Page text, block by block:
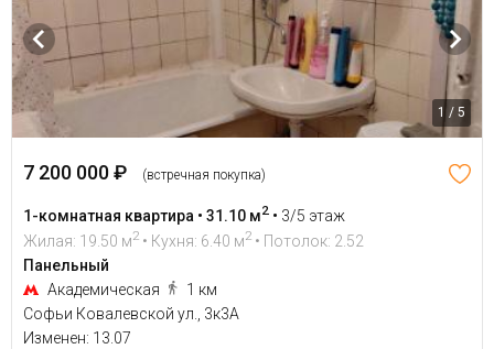
1 / 5
7 200 000 ₽ (встречная покупка)
1-комнатная квартира • 31.10 м2 • 3/5 этаж
Жилая: 19.50 м2 • Кухня: 6.40 м2 • Потолок: 2.52
Панельный
Академическая
1 км
Софьи Ковалевской ул., 3к3А
Изменен: 13.07